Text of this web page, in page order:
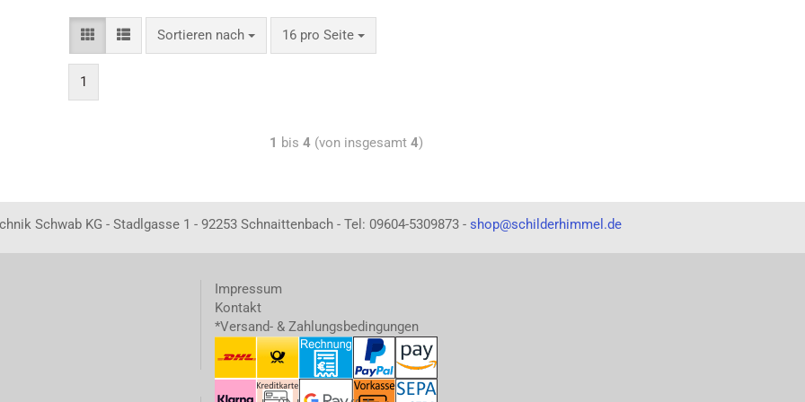
Sortieren nach 16 pro Seite
1
1 bis4 (von insgesamt4)
Schwab KG - Stadlgasse 1 - 92253 Schnaittenbach - Tel: 09604-5309873 - shop@schilderhimmel.de
Impressum
Kontakt
*Versand- & Zahlungsbedingungen